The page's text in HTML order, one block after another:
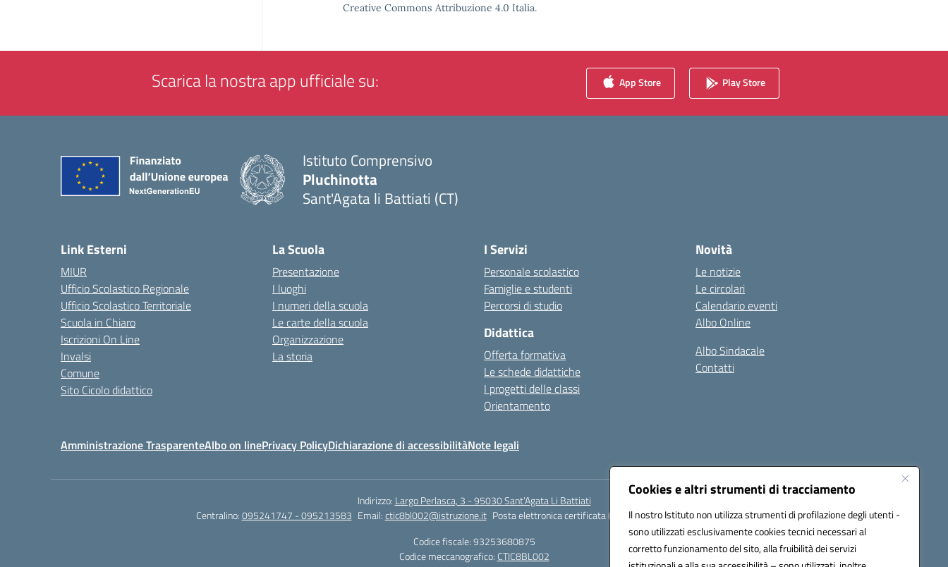
Cookies e altri strumenti di tracciamento
Il nostro Istituto non utilizza strumenti di profilazione degli utenti -
sono utilizzati esclusivamente cookies tecnici necessari al
corretto funzionamento del sito, alla fruibilità dei servizi
Creative Commons Attribuzione 4.0 Italia.
Scarica la nostra app ufficiale su: App Store Play Store
Istituto Comprensivo
Pluchinotta
Sant'Agata li Battiati (CT)
Link Esterni
MIUR
Ufficio Scolastico Regionale
Ufficio Scolastico Territoriale
Scuola in Chiaro
Iscrizioni On Line
Invalsi
Comune
Sito Cicolo didattico
La Scuola
Presentazione
I luoghi
I numeri della scuola
Le carte della scuola
Organizzazione
La storia
I Servizi
Personale scolastico
Famiglie e studenti
Percorsi di studio
Didattica
Offerta formativa
Le schede didattiche
I progetti delle classi
Orientamento
Novità
Le notizie
Le circolari
Calendario eventi
Albo Online
Albo Sindacale
Contatti
Amministrazione TrasparenteAlbo on linePrivacy PolicyDichiarazione di accessibilitàNote legali
Indirizzo: Largo Perlasca, 3 - 95030 Sant’Agata Li Battiati
Centralino:095241747 - 095213583 Email:ctic8bl002@istruzione.it Posta elettronica certificata (PEC):ctic8bl002@pec.istruzione.it
Codice fiscale: 93253680875
Codice meccanografico: CTIC8BL002